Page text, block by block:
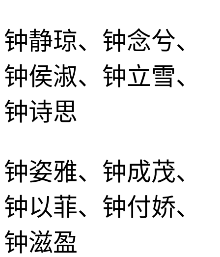
钟静琼、钟念兮、
钟侯淑、钟立雪、
钟诗思
钟姿雅、钟成茂、
钟以菲、钟付娇、
钟滋盈